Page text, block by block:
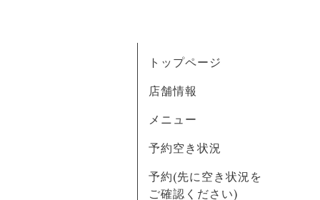
トップページ
店舗情報
メニュー
予約空き状況
予約(先に空き状況を
ご確認ください)